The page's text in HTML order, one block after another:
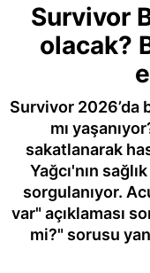
Survivor
olacak?
Survivor 2026’da
mı
sakatlanarak
Yağcı'nın
sorgulanıyor.
var" açıklaması
mi?" sorusu